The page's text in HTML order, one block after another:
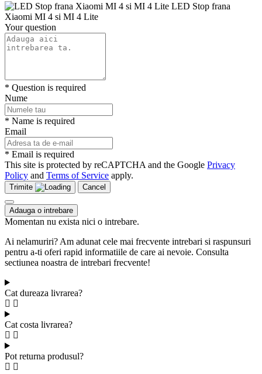
LED Stop frana
Xiaomi MI 4 si MI 4 Lite
Your question
* Question is required
Nume
* Name is required
Email
* Email is required
This site is protected by reCAPTCHA and the Google Privacy
Policy and Terms of Service apply.
Trimite Cancel
Adauga o intrebare
Momentan nu exista nici o intrebare.
Ai nelamuriri? Am adunat cele mai frecvente intrebari si raspunsuri
pentru a-ti oferi rapid informatiile de care ai nevoie. Consulta
sectiunea noastra de intrebari frecvente!
Cat dureaza livrarea?
Cat costa livrarea?
Pot returna produsul?